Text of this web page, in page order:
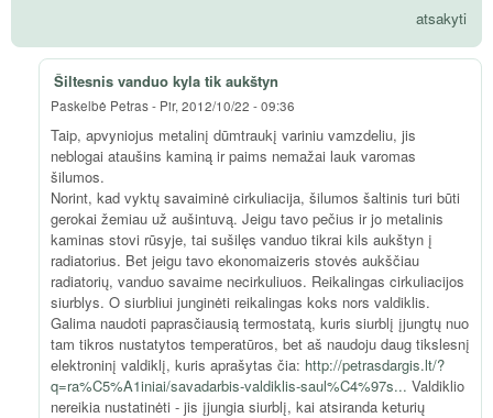
atsakyti
Šiltesnis vanduo kyla tik aukštyn
Paskelbė Petras- Pir, 2012/10/22 - 09:36
Taip, apvyniojus metalinį dūmtraukį variniu vamzdeliu, jis
neblogai ataušins kaminą ir paims nemažai lauk varomas
šilumos.
Norint, kad vyktų savaiminė cirkuliacija, šilumos šaltinis turi būti
gerokai žemiau už aušintuvą. Jeigu tavo pečius ir jo metalinis
kaminas stovi rūsyje, tai sušilęs vanduo tikrai kils aukštyn į
radiatorius. Bet jeigu tavo ekonomaizeris stovės aukščiau
radiatorių, vanduo savaime necirkuliuos. Reikalingas cirkuliacijos
siurblys. O siurbliui junginėti reikalingas koks nors valdiklis.
Galima naudoti paprasčiausią termostatą, kuris siurblį įjungtų nuo
tam tikros nustatytos temperatūros, bet aš naudoju daug tikslesnį
elektroninį valdiklį, kuris aprašytas čia: http://petrasdargis.lt/?
q=ra%C5%A1iniai/savadarbis-valdiklis-saul%C4%97s... Valdiklio
nereikia nustatinėti - jis įjungia siurblį, kai atsiranda keturių